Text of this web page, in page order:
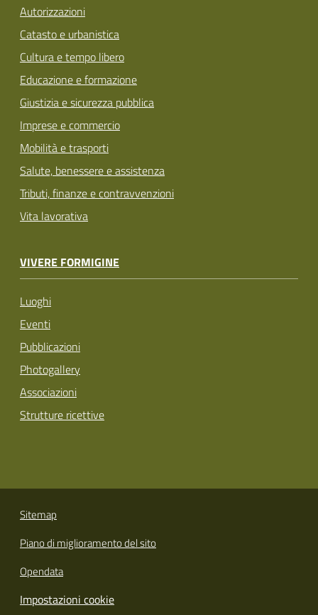
Autorizzazioni
Catasto e urbanistica
Cultura e tempo libero
Educazione e formazione
Giustizia e sicurezza pubblica
Imprese e commercio
Mobilità e trasporti
Salute, benessere e assistenza
Tributi, finanze e contravvenzioni
Vita lavorativa
VIVERE FORMIGINE
Luoghi
Eventi
Pubblicazioni
Photogallery
Associazioni
Strutture ricettive
Sitemap
Piano di miglioramento del sito
Opendata
Impostazioni cookie